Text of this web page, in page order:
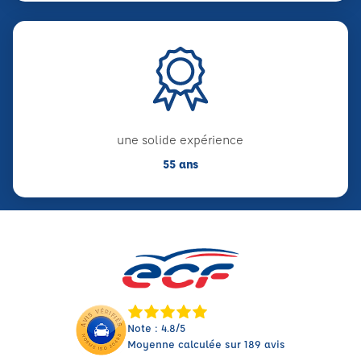
une solide expérience
55 ans
Note : 4.8/5
Moyenne calculée sur 189 avis